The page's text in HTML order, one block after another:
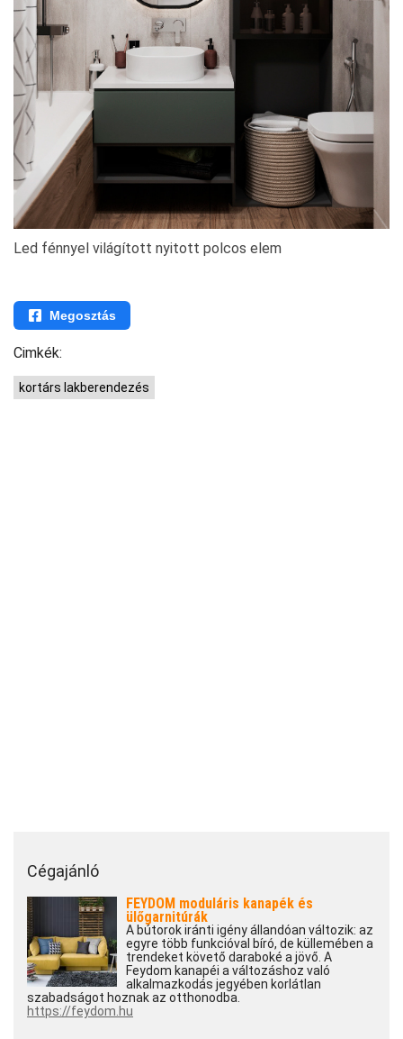
Led fénnyel világított nyitott polcos elem
Megosztás
Cimkék:
kortárs lakberendezés
Cégajánló
FEYDOM moduláris kanapék és
ülőgarnitúrák
A bútorok iránti igény állandóan változik: az
egyre több funkcióval bíró, de küllemében a
trendeket követő daraboké a jövő. A
Feydom kanapéi a változáshoz való
alkalmazkodás jegyében korlátlan
szabadságot hoznak az otthonodba.
https://feydom.hu